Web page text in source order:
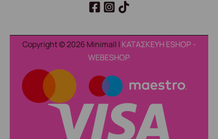
Copyright © 2026 Minimall | ΚΑΤΑΣΚΕΥΗ ESHOP -
WEBESHOP